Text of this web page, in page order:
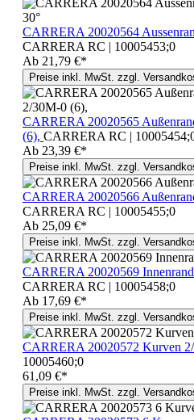
CARRERA 20020564
CARRERA RC | 10005453;0
Ab 21,79 €*
Preise inkl. MwSt. zzgl.
CARRERA 20020565
(6), CARRERA RC |
Ab 23,39 €*
Preise inkl. MwSt. zzgl.
CARRERA 20020566
CARRERA RC | 10005455;0
Ab 25,09 €*
Preise inkl. MwSt. zzgl.
CARRERA 20020569
CARRERA RC | 10005458;0
Ab 17,69 €*
Preise inkl. MwSt. zzgl.
CARRERA 20020572 Kurven
10005460;0
61,09 €*
Preise inkl. MwSt. zzgl.